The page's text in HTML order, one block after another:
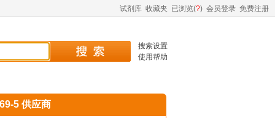
试剂库 收藏夹 已浏览(?) 会员登录 免费注册
搜索设置
使用帮助
5 供应商